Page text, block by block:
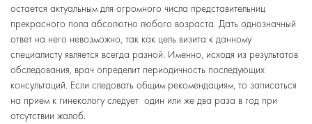
остается актуальным для огромного числа представительниц
прекрасного пола абсолютно любого возраста. Дать однозначный
ответ на него невозможно, так как цель визита к данному
специалисту является всегда разной. Именно, исходя из результатов
обследования, врач определит периодичность последующих
консультаций. Если следовать общим рекомендациям, то записаться
на прием к гинекологу следует один или же два раза в год при
отсутствии жалоб.